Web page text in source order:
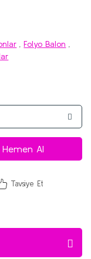
,Folyo Balon
Hemen Al
Tavsiye Et